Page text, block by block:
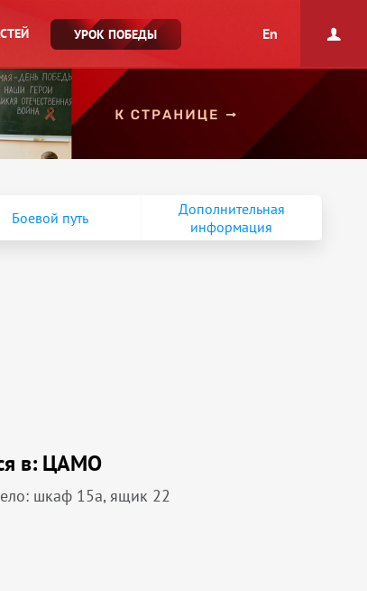
УРОК ПОБЕДЫ
En
Боевой путь
Дополнительная
информация
в: ЦАМО
шкаф 15а, ящик 22